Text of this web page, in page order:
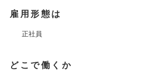
雇用形態は
正社員
どこで働くか